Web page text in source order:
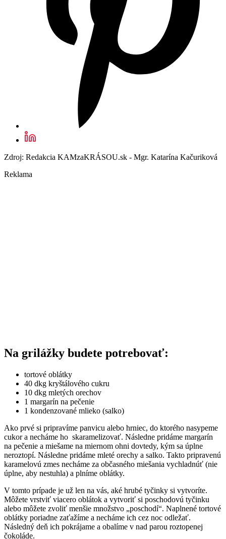
Zdroj: Redakcia KAMzaKRÁSOU.sk - Mgr. Katarína Kačuriková
Reklama
Na grilážky budete potrebovať:
tortové oblátky
40 dkg kryštálového cukru
10 dkg mletých orechov
1 margarín na pečenie
1 kondenzované mlieko (salko)
Ako prvé si pripravíme panvicu alebo hrniec, do ktorého nasypeme
cukor a necháme ho skaramelizovať. Následne pridáme margarín
na pečenie a miešame na miernom ohni dovtedy, kým sa úplne
neroztopí. Následne pridáme mleté orechy a salko. Takto pripravenú
karamelovú zmes necháme za občasného miešania vychladnúť (nie
úplne, aby nestuhla) a plníme oblátky.
V tomto prípade je už len na vás, aké hrubé tyčinky si vytvoríte.
Môžete vrstviť viacero oblátok a vytvoriť si poschodovú tyčinku
alebo môžete zvoliť menšie množstvo „poschodí“. Naplnené tortové
oblátky poriadne zaťažíme a necháme ich cez noc odležať.
Následný deň ich pokrájame a obalíme v nad parou roztopenej
čokoláde.